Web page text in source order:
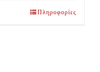
Πληροφορίες